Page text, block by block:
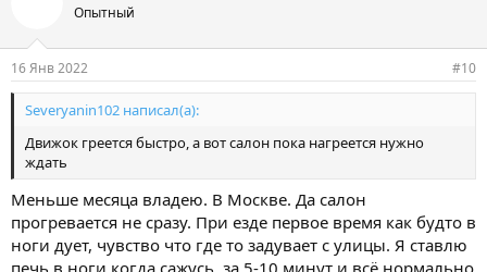
:
Опытный
16 Янв 2022 #10
Severyanin102 написал(а):
Движок греется быстро, а вот салон пока нагреется нужно
ждать
Меньше месяца владею. В Москве. Да салон
прогревается не сразу. При езде первое время как будто в
ноги дует, чувство что где то задувает с улицы. Я ставлю
печь в ноги когда сажусь, за 5-10 минут и всё нормально